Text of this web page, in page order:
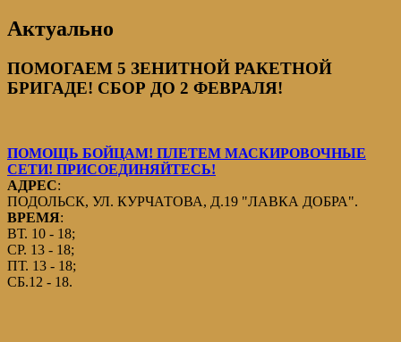
Актуально
ПОМОГАЕМ 5 ЗЕНИТНОЙ РАКЕТНОЙ
БРИГАДЕ! СБОР ДО 2 ФЕВРАЛЯ!
ПОМОЩЬ БОЙЦАМ! ПЛЕТЕМ МАСКИРОВОЧНЫЕ
СЕТИ! ПРИСОЕДИНЯЙТЕСЬ!
АДРЕС:
ПОДОЛЬСК, УЛ. КУРЧАТОВА, Д.19 "ЛАВКА ДОБРА".
ВРЕМЯ:
ВТ. 10 - 18;
СР. 13 - 18;
ПТ. 13 - 18;
СБ.12 - 18.